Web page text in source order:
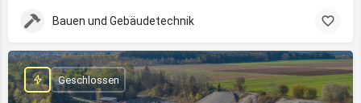
Bauen und Gebäudetechnik
Geschlossen